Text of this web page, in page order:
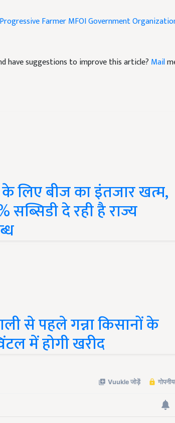
have suggestions to improve this article?
लिए बीज का इंतजार खत्म,
दे रही है राज्य
से पहले गन्ना किसानों के
में होगी खरीद